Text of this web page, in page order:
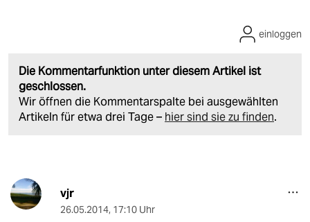
Die Kommentarfunktion unter diesem Artikel ist
geschlossen.
Wir öffnen die Kommentarspalte bei ausgewählten
Artikeln für etwa drei Tage – hier sind sie zu finden.
einloggen
vjr
26.05.2014, 17:10 Uhr